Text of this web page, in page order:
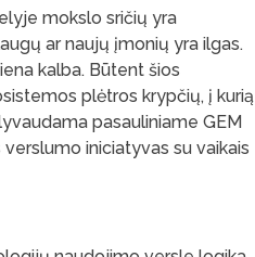
mokslo sričių yra
ar naujų įmonių yra ilgas.
kalba. Būtent šios
plėtros krypčių, į kurią
pasauliniame GEM
iniciatyvas su vaikais